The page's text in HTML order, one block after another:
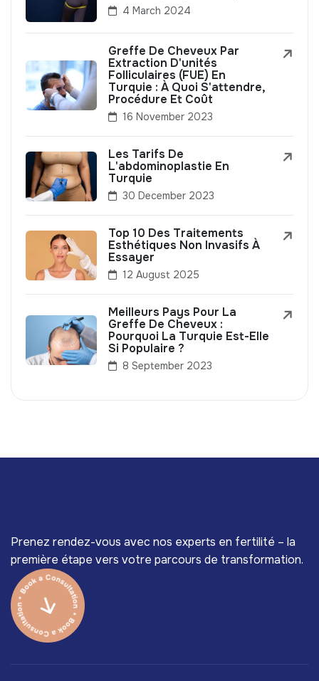
4 March 2024
Greffe De Cheveux Par
Extraction D'unités
Folliculaires (FUE) En
Turquie : À Quoi S'attendre,
Procédure Et Coût
16 November 2023
Les Tarifs De
L'abdominoplastie En
Turquie
30 December 2023
Top 10 Des Traitements
Esthétiques Non Invasifs À
Essayer
12 August 2025
Meilleurs Pays Pour La
Greffe De Cheveux :
Pourquoi La Turquie Est-Elle
Si Populaire ?
8 September 2023
Prenez rendez-vous avec nos experts en fertilité – la
première étape vers votre parcours de transformation.